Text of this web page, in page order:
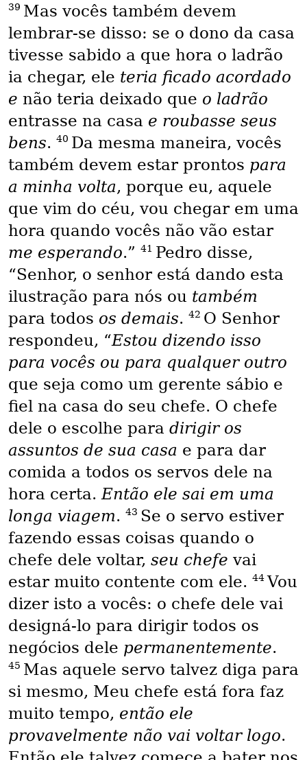
39 Mas vocês também devem
lembrar-se disso: se o dono da casa
tivesse sabido a que hora o ladrão
ia chegar, ele teria ficado acordado
e não teria deixado que o ladrão
entrasse na casa e roubasse seus
bens. 40 Da mesma maneira, vocês
também devem estar prontos para
a minha volta, porque eu, aquele
que vim do céu, vou chegar em uma
hora quando vocês não vão estar
me esperando.” 41 Pedro disse,
“Senhor, o senhor está dando esta
ilustração para nós ou também
para todos os demais. 42 O Senhor
respondeu, “Estou dizendo isso
para vocês ou para qualquer outro
que seja como um gerente sábio e
fiel na casa do seu chefe. O chefe
dele o escolhe para dirigir os
assuntos de sua casa e para dar
comida a todos os servos dele na
hora certa. Então ele sai em uma
longa viagem. 43 Se o servo estiver
fazendo essas coisas quando o
chefe dele voltar, seu chefe vai
estar muito contente com ele. 44Vou
dizer isto a vocês: o chefe dele vai
designá-lo para dirigir todos os
negócios dele permanentemente.
45 Mas aquele servo talvez diga para
si mesmo, Meu chefe está fora faz
muito tempo, então ele
provavelmente não vai voltar logo.